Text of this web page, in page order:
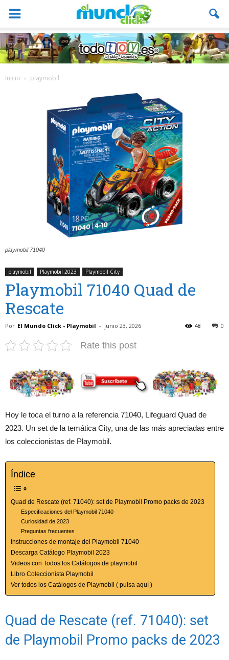
Inicio playmobil
playmobil 71040
playmobil Playmobil 2023 Playmobil City
Playmobil 71040 Quad de
Rescate
Por El Mundo Click - Playmobil - junio 23, 2026 0
48
Rate this post
Hoy le toca el turno a la referencia 71040, Lifeguard Quad de
2023. Un set de la temática City, una de las más apreciadas entre
los coleccionistas de Playmobil.
Índice
Quad de Rescate (ref. 71040): set de Playmobil Promo packs de 2023
Especificaciones del Playmobil 71040
Curiosidad de 2023
Preguntas frecuentes
Instrucciones de montaje del Playmobil 71040
Descarga Catálogo Playmobil 2023
Videos con Todos los Catálogos de playmobil
Libro Coleccionista Playmobil
Ver todos los Catálogos de Playmobil ( pulsa aquí )
Quad de Rescate (ref. 71040): set
de Playmobil Promo packs de 2023